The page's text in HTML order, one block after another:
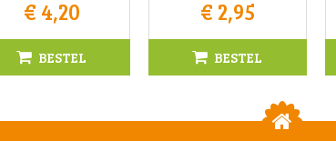
€ 4,20
BESTEL
€ 2,95
BESTEL